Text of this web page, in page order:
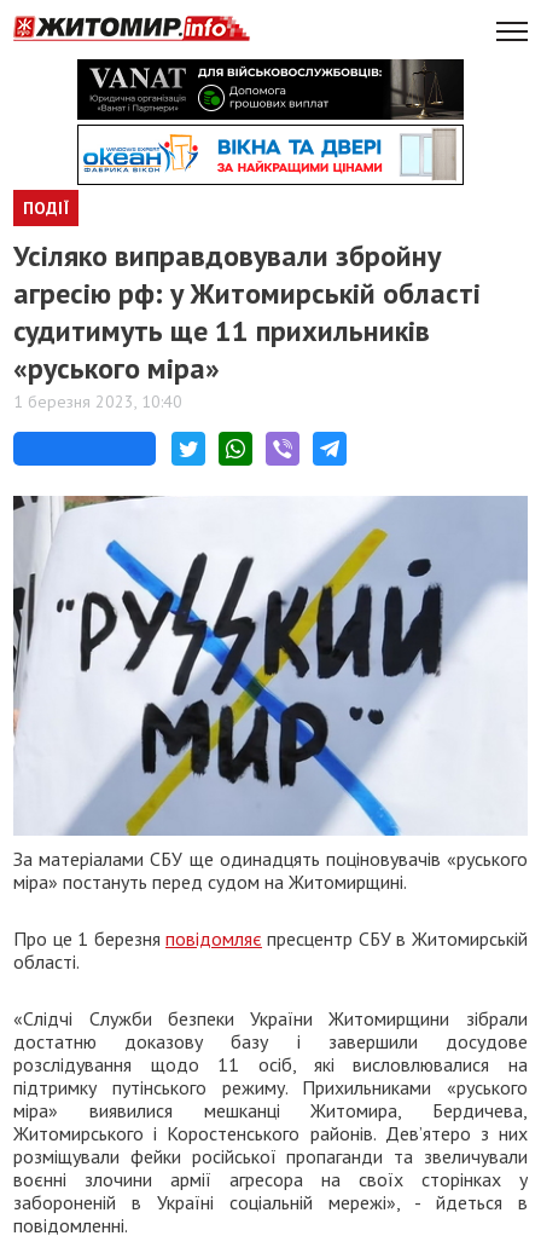
ПОДІЇ
Усіляко виправдовували збройну
агресію рф: у Житомирській області
судитимуть ще 11 прихильників
«руського міра»
1 березня 2023, 10:40
За матеріалами СБУ ще одинадцять поціновувачів «руського
міра» постануть перед судом на Житомирщині.
Про це 1 березня повідомляє пресцентр СБУ в Житомирській
області.
«Слідчі Служби безпеки України Житомирщини зібрали
достатню доказову базу і завершили досудове
розслідування щодо 11 осіб, які висловлювалися на
підтримку путінського режиму. Прихильниками «руського
міра» виявилися мешканці Житомира, Бердичева,
Житомирського і Коростенського районів. Дев’ятеро з них
розміщували фейки російської пропаганди та звеличували
воєнні злочини армії агресора на своїх сторінках у
забороненій в Україні соціальній мережі», - йдеться в
повідомленні.